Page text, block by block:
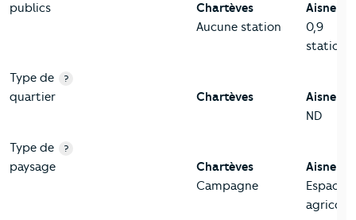
publics
Chartèves
Aucune station
Aisne
0,9
station/
Type de
quartier
?
Chartèves
Aisne
ND
Type de
paysage
?
Chartèves
Campagne
Aisne
Espace
agricole